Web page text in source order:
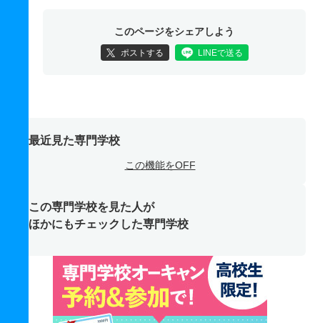
このページをシェアしよう
ポストする LINEで送る
最近見た専門学校
この機能をOFF
この専門学校を見た人が
ほかにもチェックした専門学校